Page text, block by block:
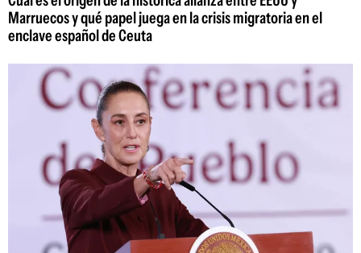
Marruecos y qué papel juega en la crisis migratoria en el
enclave español de Ceuta